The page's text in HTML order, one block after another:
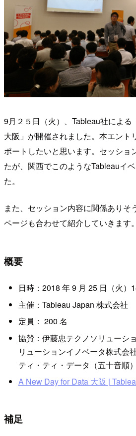
9月２５日（火）、Tableau社による
大阪」が開催されました。本エント
ポートしたいと思います。セッショ
たが、関西でこのようなTableauイ
た。
また、セッション内容に関係ありそ
ページも合わせて紹介していきます。
概要
日時：2018 年 9 月 25 日（火）
主催：Tableau Japan 株式会社
定員： 200 名
協賛：伊藤忠テクノソリューシ
リューションイノベータ株式会
ティ・ティ・データ（五十音順）
A New Day for Data 大阪 |
補足